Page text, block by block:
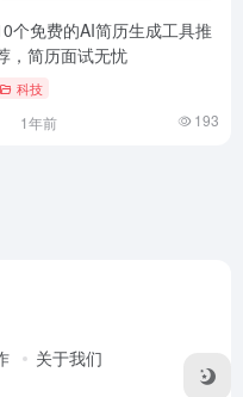
个免费的AI简历生成工具推
，简历面试无忧
科技
1年前 193
关于我们